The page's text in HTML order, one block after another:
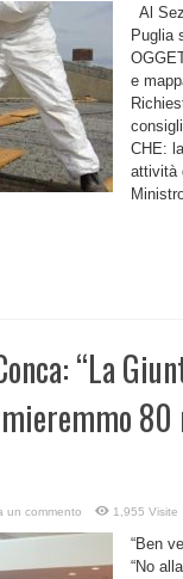
Al
Puglia
e
CHE:
attività
“La
un commento 1,955 Visite
“Ben
“No